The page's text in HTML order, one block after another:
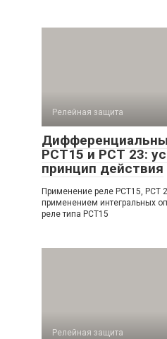
Релейная защита
РСТ15 и РСТ 23:
принцип действия
Применение реле РСТ15, РСТ
применением интегральных
реле типа РСТ15
Релейная защита